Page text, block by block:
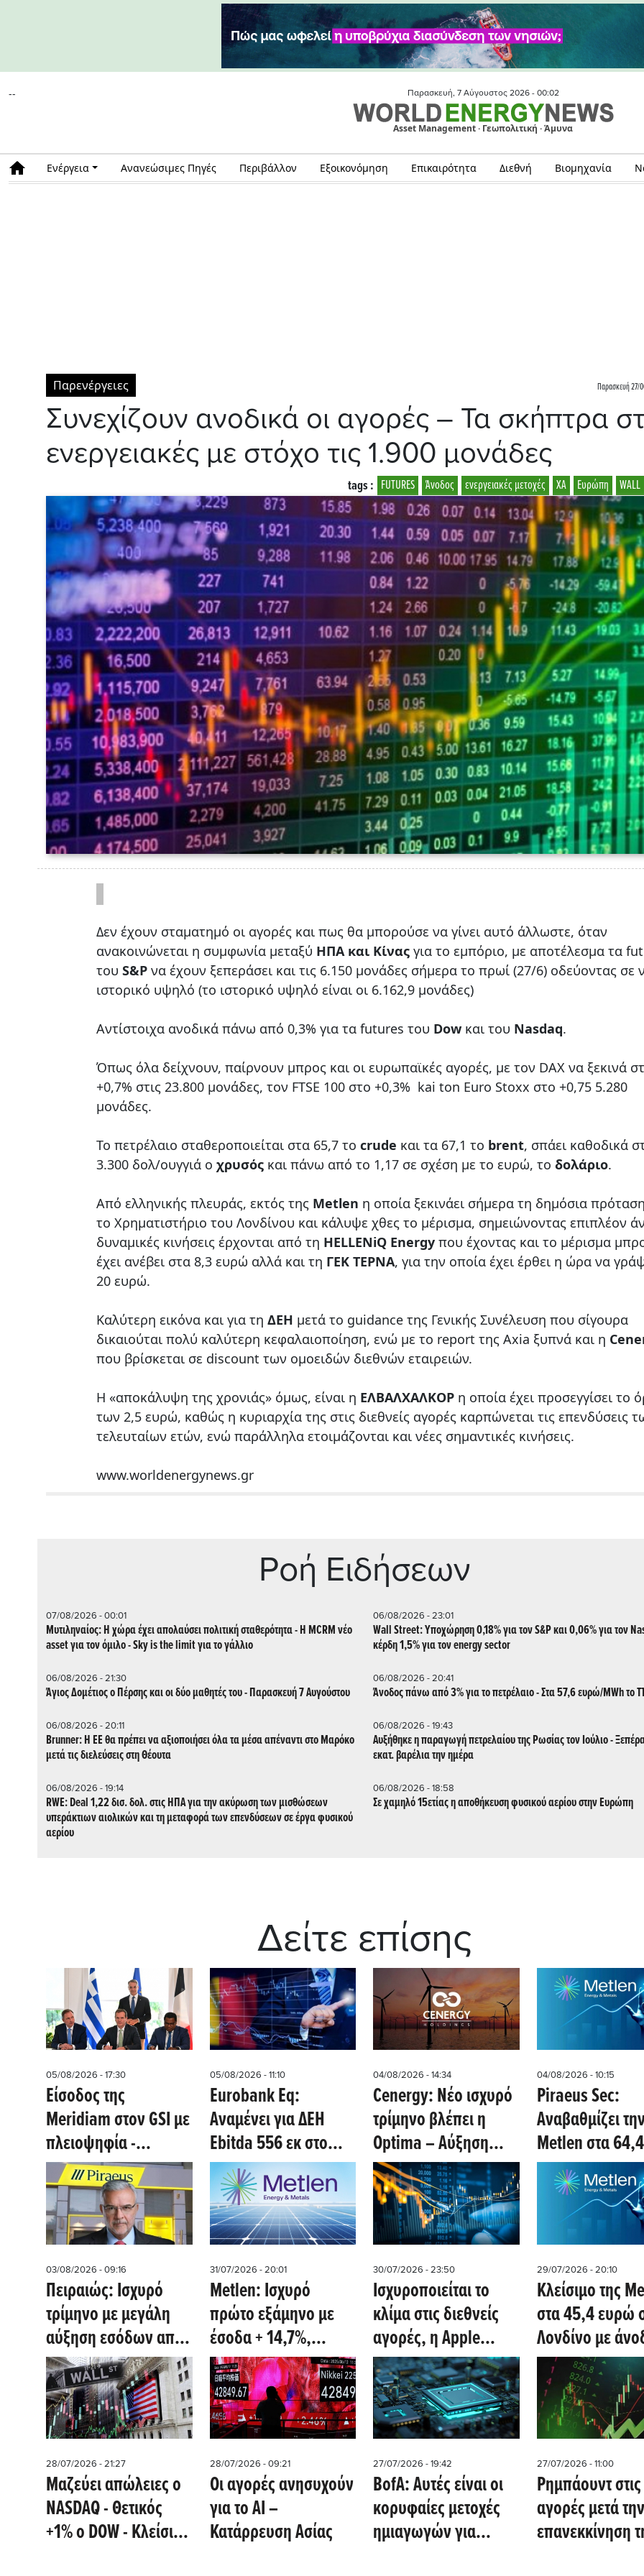
-- Παρασκευή, 7 Αύγουστος 2026 - 00:02
Asset Management · Γεωπολιτική · Άμυνα
Ενέργεια Ανανεώσιμες Πηγές Περιβάλλον Εξοικονόμηση Επικαιρότητα Διεθνή Βιομηχανία
Παρενέργειες Παρασκευή 27/
Συνεχίζουν ανοδικά οι αγορές – Τα σκήπτρα
ενεργειακές με στόχο τις 1.900 μονάδες
WALL
Ευρώπη
ΧΑ
ενεργειακές μετοχές
Άνοδος
FUTURES
tags :
Δεν έχουν σταματημό οι αγορές και πως θα μπορούσε να γίνει αυτό άλλωστε, όταν
ανακοινώνεται η συμφωνία μεταξύ ΗΠΑ και Κίνας για το εμπόριο, με αποτέλεσμα τα
του S&P να έχουν ξεπεράσει και τις 6.150 μονάδες σήμερα το πρωί (27/6) οδεύοντας σε
ιστορικό υψηλό (το ιστορικό υψηλό είναι οι 6.162,9 μονάδες)
Αντίστοιχα ανοδικά πάνω από 0,3% για τα futures του Dow και του Nasdaq.
Όπως όλα δείχνουν, παίρνουν μπρος και οι ευρωπαϊκές αγορές, με τον DAX να ξεκινά
+0,7% στις 23.800 μονάδες, τον FTSE 100 στο +0,3% kai ton Euro Stoxx στο +0,75 5.280
μονάδες.
Το πετρέλαιο σταθεροποιείται στα 65,7 το crude και τα 67,1 το brent, σπάει καθοδικά
3.300 δολ/ουγγιά ο χρυσός και πάνω από το 1,17 σε σχέση με το ευρώ, το δολάριο.
Από ελληνικής πλευράς, εκτός της Metlen η οποία ξεκινάει σήμερα τη δημόσια
το Χρηματιστήριο του Λονδίνου και κάλυψε χθες το μέρισμα, σημειώνοντας επιπλέον
δυναμικές κινήσεις έρχονται από τη HELLENiQ Energy που έχοντας και το μέρισμα
έχει ανέβει στα 8,3 ευρώ αλλά και τη ΓΕΚ ΤΕΡΝΑ, για την οποία έχει έρθει η ώρα να
20 ευρώ.
Καλύτερη εικόνα και για τη ΔΕΗ μετά το guidance της Γενικής Συνέλευση που σίγουρα
δικαιούται πολύ καλύτερη κεφαλαιοποίηση, ενώ με το report της Axia ξυπνά και η
που βρίσκεται σε discount των ομοειδών διεθνών εταιρειών.
Η «αποκάλυψη της χρονιάς» όμως, είναι η EΛΒΑΛΧΑΛΚΟΡ η οποία έχει προσεγγίσει το
των 2,5 ευρώ, καθώς η κυριαρχία της στις διεθνείς αγορές καρπώνεται τις επενδύσεις
τελευταίων ετών, ενώ παράλληλα ετοιμάζονται και νέες σημαντικές κινήσεις.
www.worldenergynews.gr
Ρoή Ειδήσεων
07/08/2026 - 00:01
Μυτιληναίος: Η χώρα έχει απολαύσει πολιτική σταθερότητα - Η MCRM νέο
asset για τον όμιλο - Sky is the limit για το γάλλιο
06/08/2026 - 23:01
Wall Street: Υποχώρηση 0,18% για τον S&P και 0,06% για τον
κέρδη 1,5% για τον energy sector
06/08/2026 - 21:30
Άγιος Δομέτιος ο Πέρσης και οι δύο μαθητές του - Παρασκευή 7 Αυγούστου
06/08/2026 - 20:41
Άνοδος πάνω από 3% για το πετρέλαιο - Στα 57,6 ευρώ/MWh το
06/08/2026 - 20:11
Brunner: Η ΕΕ θα πρέπει να αξιοποιήσει όλα τα μέσα απέναντι στο Μαρόκο
μετά τις διελεύσεις στη Θέουτα
06/08/2026 - 19:43
Αυξήθηκε η παραγωγή πετρελαίου της Ρωσίας τον Ιούλιο -
εκατ. βαρέλια την ημέρα
06/08/2026 - 19:14
RWE: Deal 1,22 δισ. δολ. στις ΗΠΑ για την ακύρωση των μισθώσεων
υπεράκτιων αιολικών και τη μεταφορά των επενδύσεων σε έργα φυσικού
αερίου
06/08/2026 - 18:58
Σε χαμηλό 15ετίας η αποθήκευση φυσικού αερίου στην Ευρώπη
Δείτε επίσης
05/08/2026 - 17:30
Eίσοδος της
Meridiam στον GSI με
πλειοψηφία -
Πρωθυπουργός: Ο
ΑΔΜΗΕ παραμένει
στρατηγικός μέτοχος
- Φέραμε τον
μεγαλύτερο
Ευρωπαίο επενδυτή
υποδομών στην
Ελλάδα
05/08/2026 - 11:10
Eurobank Eq:
Αναμένει για ΔΕΗ
Εbitda 556 εκ στο
β΄τρίμηνο, για ΕΛΠΕ
καθαρά κέρδη 321
εκατ - Ισχυρά
αποτελέσματα η
Cenergy
04/08/2026 - 14:34
Cenergy: Νέο ισχυρό
τρίμηνο βλέπει η
Optima – Αύξηση
κερδών 41% στο
εξάμηνο
04/08/2026 - 10:15
Piraeus Sec:
Αναβαθμίζει
Metlen στα
ευρώ τιμή -
χάρις το
εκτιμήσεις
μέχρι το 2028
03/08/2026 - 09:16
Πειραιώς: Ισχυρό
τρίμηνο με μεγάλη
αύξηση εσόδων από
τόκους και
προμήθειες- Oι
πρώτες εκτιμήσεις 8
ξένων οίκων
31/07/2026 - 20:01
Metlen: Iσχυρό
πρώτο εξάμηνο με
έσοδα + 14,7%,
EBITDA 501 εκατ και
καθαρά κέρδη 278
εκατ προβλέπει η
Optima
30/07/2026 - 23:50
Iσχυροποιείται το
κλίμα στις διεθνείς
αγορές, η Apple
ξεπέρασε τις
εκτιμήσεις - Kλείσιμο
Metlen στα 45,22 στο
Λονδίνο
29/07/2026 - 20:10
Kλείσιμο της
στα 45,4 ευρώ
Λονδίνο με
+1,66%
28/07/2026 - 21:27
Μαζεύει απώλειες ο
NASDAQ - Θετικός
+1% ο DOW - Kλείσιμο
28/07/2026 - 09:21
Οι αγορές ανησυχούν
για το AI –
Κατάρρευση Ασίας
27/07/2026 - 19:42
BofA: Αυτές είναι οι
κορυφαίες μετοχές
ημιαγωγών για
27/07/2026 - 11:00
Ρημπάουντ στις
αγορές μετά την
επανεκκίνηση